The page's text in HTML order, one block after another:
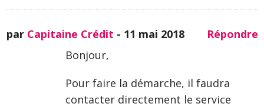
par Capitaine Crédit - 11 mai 2018
Répondre
Bonjour,
Pour faire la démarche, il faudra
contacter directement le service